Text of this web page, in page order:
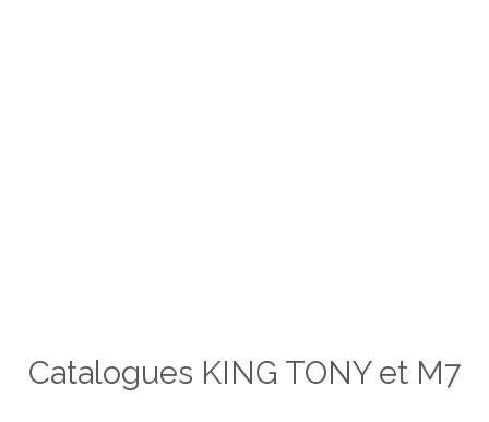
Catalogues KING TONY et M7